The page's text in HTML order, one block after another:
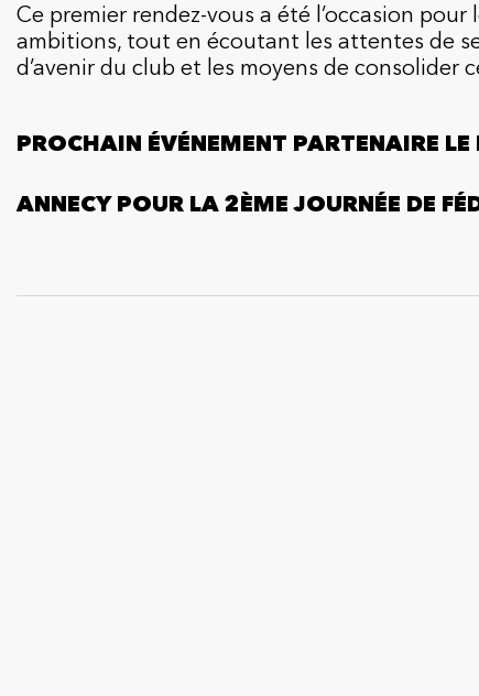
Ce premier rendez-vous a été l’occasion
ambitions, tout en écoutant les attentes de
d’avenir du club et les moyens de consolider
PROCHAIN ÉVÉNEMENT PARTENAIRE
ANNECY POUR LA 2ÈME JOURNÉE DE